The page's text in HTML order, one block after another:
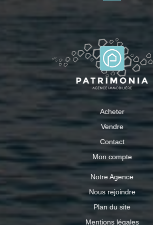
idéal pour le stockage. Située à 5 min en
Acheter
Vendre
Contact
Mon compte
Notre Agence
Nous rejoindre
Plan du site
Mentions légales